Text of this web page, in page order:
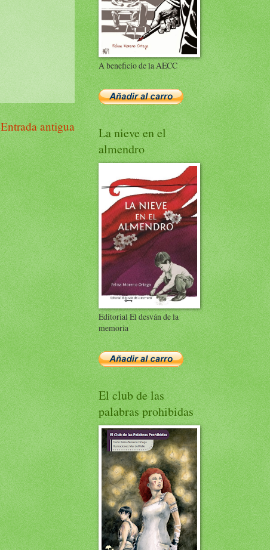
Entrada antigua
A beneficio de la AECC
La nieve en el
almendro
Editorial El desván de la
memoria
El club de las
palabras prohibidas